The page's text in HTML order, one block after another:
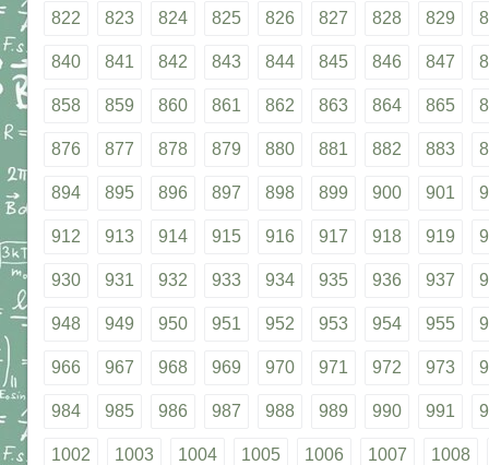
822 823 824 825 826 827 828 829
840 841 842 843 844 845 846 847
858 859 860 861 862 863 864 865
876 877 878 879 880 881 882 883
894 895 896 897 898 899 900 901
912 913 914 915 916 917 918 919
930 931 932 933 934 935 936 937
948 949 950 951 952 953 954 955
966 967 968 969 970 971 972 973
984 985 986 987 988 989 990 991
1002 1003 1004 1005 1006 1007 1008